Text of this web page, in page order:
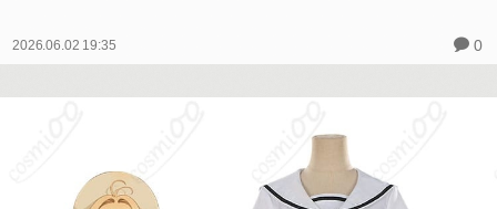
2026.06.02 19:35 0